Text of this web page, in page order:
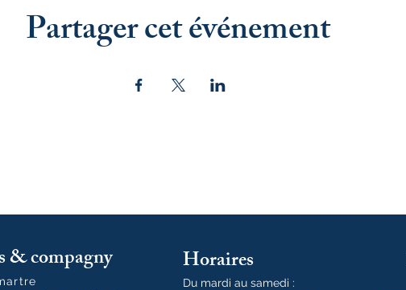
Partager cet événement
& compagny Horaires
Du mardi au samedi :